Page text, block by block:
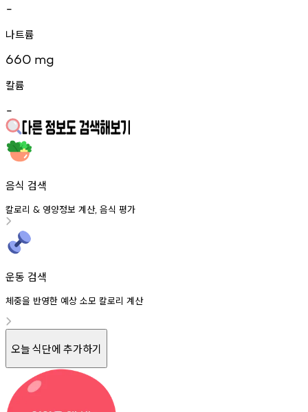
-
나트륨
660 mg
칼륨
-
음식 검색
칼로리 & 영양정보 계산, 음식 평가
운동 검색
체중을 반영한 예상 소모 칼로리 계산
오늘 식단에 추가하기